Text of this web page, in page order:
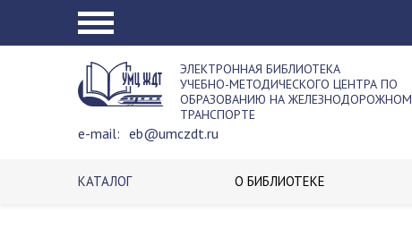
ЭЛЕКТРОННАЯ БИБЛИОТЕКА
УЧЕБНО-МЕТОДИЧЕСКОГО ЦЕНТРА ПО
ОБРАЗОВАНИЮ НА ЖЕЛЕЗНОДОРОЖНОМ
ТРАНСПОРТЕ
e-mail: eb@umczdt.ru
КАТАЛОГ О БИБЛИОТЕКЕ